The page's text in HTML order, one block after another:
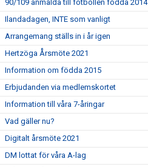
90/109 anmälda till fotbollen födda 2014
Ilandadagen, INTE som vanligt
Arrangemang ställs in i år igen
Hertzöga Årsmöte 2021
Information om födda 2015
Erbjudanden via medlemskortet
Information till våra 7-åringar
Vad gäller nu?
Digitalt årsmöte 2021
DM lottat för våra A-lag